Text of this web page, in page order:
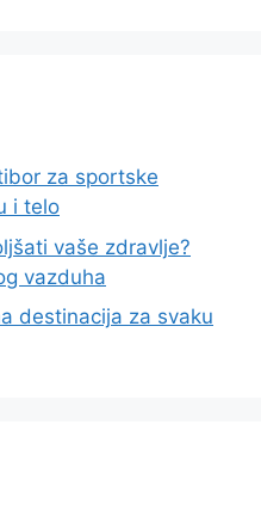
za sportske
i telo
vaše zdravlje?
vazduha
destinacija za svaku